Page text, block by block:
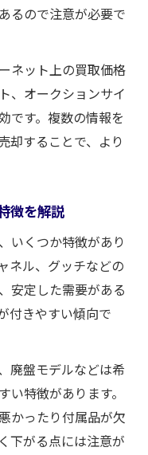
るので注意が必要で
ネット上の買取価格
、オークションサイ
です。複数の情報を
却することで、より
徴を解説
いくつか特徴があり
ネル、グッチなどの
安定した需要がある
付きやすい傾向で
廃盤モデルなどは希
特徴があります。
かったり付属品が欠
下がる点には注意が